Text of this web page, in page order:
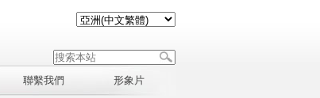
聯繫我們 形象片